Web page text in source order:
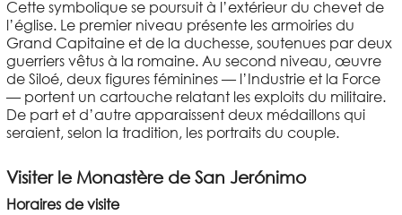
Cette symbolique se poursuit à l’extérieur du chevet de
l’église. Le premier niveau présente les armoiries du
Grand Capitaine et de la duchesse, soutenues par deux
guerriers vêtus à la romaine. Au second niveau, œuvre
de Siloé, deux figures féminines — l’Industrie et la Force
— portent un cartouche relatant les exploits du militaire.
De part et d’autre apparaissent deux médaillons qui
seraient, selon la tradition, les portraits du couple.
Visiter le Monastère de San Jerónimo
Horaires de visite